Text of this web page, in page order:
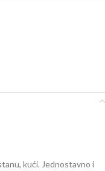
kući. Jednostavno i